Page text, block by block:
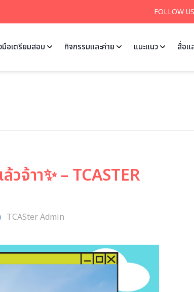
FOLLOW
มือเตรียมสอบ กิจกรรมและค่าย แนะแนว สื่อแ
จ้าา✨ – TCASTER
TCASter Admin